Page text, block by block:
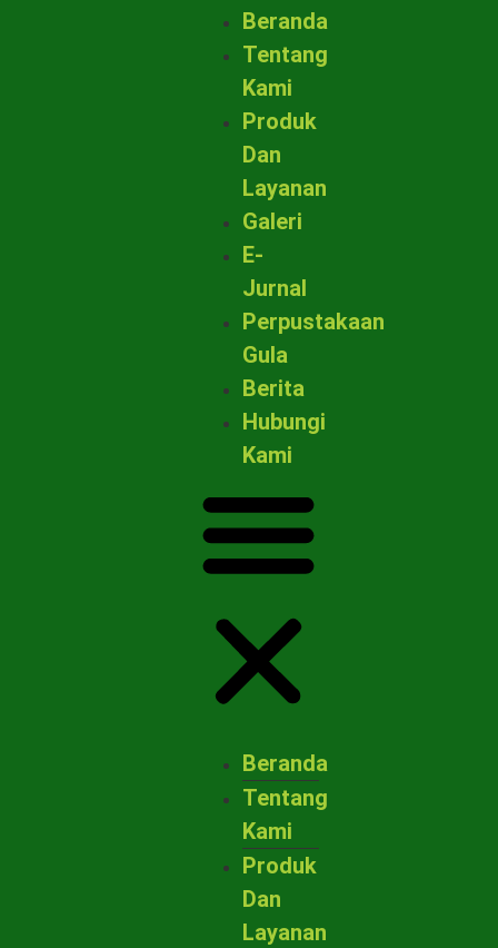
Beranda
Tentang
Kami
Produk
Dan
Layanan
Galeri
E-
Jurnal
Perpustakaan
Gula
Berita
Hubungi
Kami
Beranda
Tentang
Kami
Produk
Dan
Layanan